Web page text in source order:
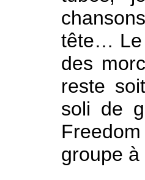
tête… Le
des
reste
soli de
groupe